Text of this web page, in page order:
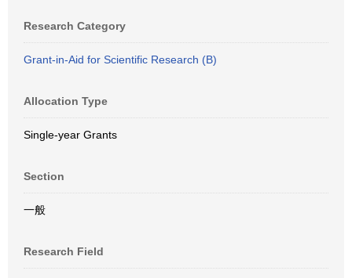
Research Category
Grant-in-Aid for Scientific Research (B)
Allocation Type
Single-year Grants
Section
一般
Research Field